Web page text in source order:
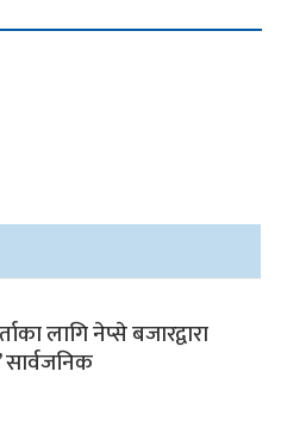
लागि नेप्से बजारद्वारा
सार्वजनिक